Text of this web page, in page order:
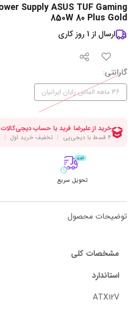
Supply ASUS TUF Gaming
850W 80 Plus Gold
ارسال از 1 روز کاری
گارانتی:
36 ماهه الماس رایان ایرانیان
تحویل سریع
توضیحات محصول
مشخصات کلی
استاندارد
ATX12V